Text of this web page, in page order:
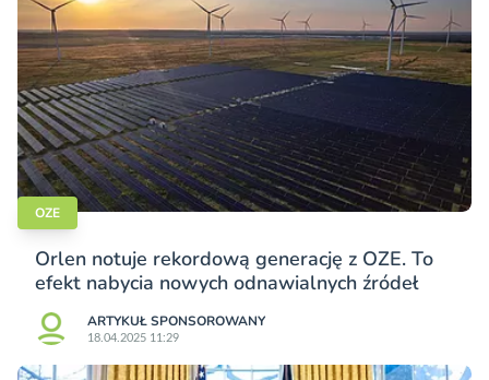
OZE
Orlen notuje rekordową generację z OZE. To
efekt nabycia nowych odnawialnych źródeł
ARTYKUŁ SPONSOROWANY
18.04.2025 11:29